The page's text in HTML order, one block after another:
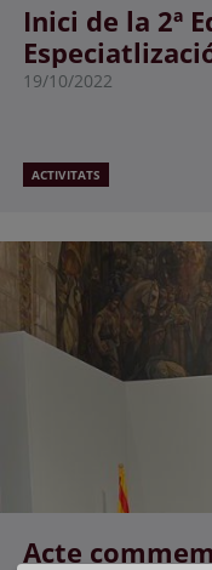
Inici de la 2ª
Hipotecari
19/10/2022
ACTIVITATS
Acte